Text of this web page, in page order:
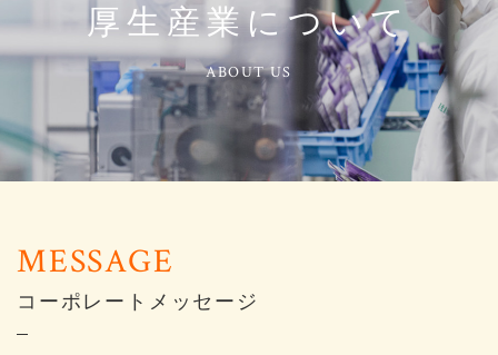
厚生産業について
コーポレートメッセージ